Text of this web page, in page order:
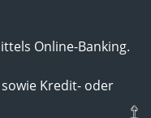
Online-Banking.
Kredit- oder